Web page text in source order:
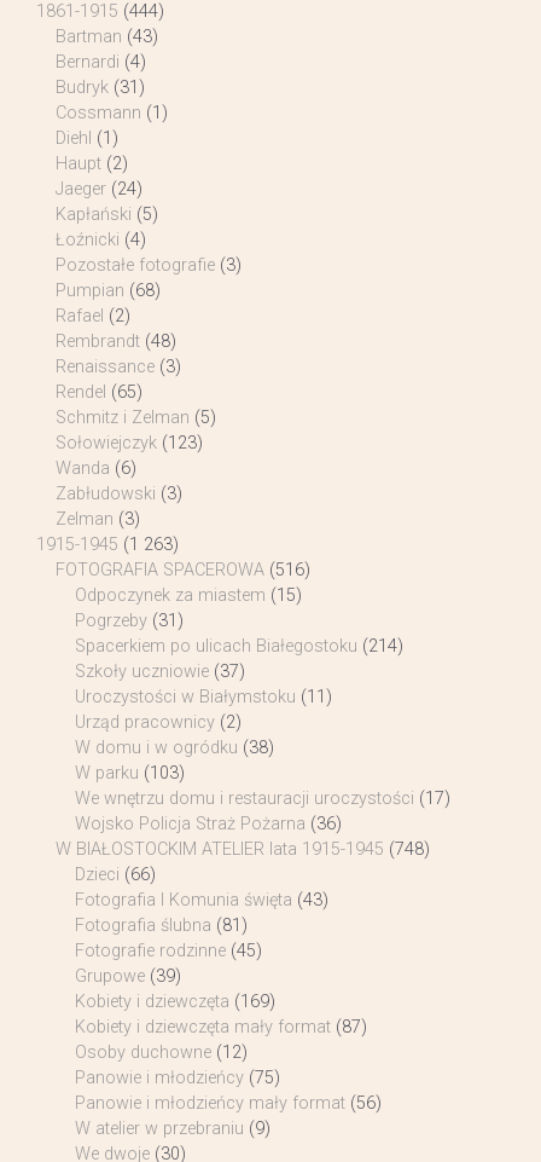
1861-1915 (444)
Bartman (43)
Bernardi (4)
Budryk (31)
Cossmann (1)
Diehl (1)
Haupt (2)
Jaeger (24)
Kapłański (5)
Łoźnicki (4)
Pozostałe fotografie (3)
Pumpian (68)
Rafael (2)
Rembrandt (48)
Renaissance (3)
Rendel (65)
Schmitz i Zelman (5)
Sołowiejczyk (123)
Wanda (6)
Zabłudowski (3)
Zelman (3)
1915-1945 (1 263)
FOTOGRAFIA SPACEROWA (516)
Odpoczynek za miastem (15)
Pogrzeby (31)
Spacerkiem po ulicach Białegostoku (214)
Szkoły uczniowie (37)
Uroczystości w Białymstoku (11)
Urząd pracownicy (2)
W domu i w ogródku (38)
W parku (103)
We wnętrzu domu i restauracji uroczystości (17)
Wojsko Policja Straż Pożarna (36)
W BIAŁOSTOCKIM ATELIER lata 1915-1945 (748)
Dzieci (66)
Fotografia I Komunia święta (43)
Fotografia ślubna (81)
Fotografie rodzinne (45)
Grupowe (39)
Kobiety i dziewczęta (169)
Kobiety i dziewczęta mały format (87)
Osoby duchowne (12)
Panowie i młodzieńcy (75)
Panowie i młodzieńcy mały format (56)
W atelier w przebraniu (9)
We dwoje (30)